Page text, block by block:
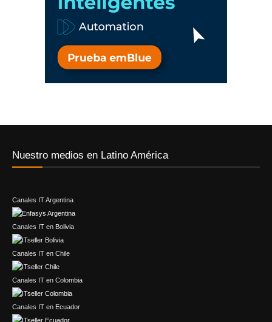
Nuestro medios en Latino América
Canales IT Argentina
Canales IT en Bolivia
Canales IT en Chile
Canales IT en Colombia
Canales IT en Ecuador